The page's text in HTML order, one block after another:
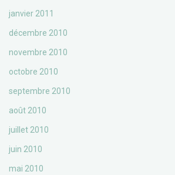
janvier 2011
décembre 2010
novembre 2010
octobre 2010
septembre 2010
août 2010
juillet 2010
juin 2010
mai 2010